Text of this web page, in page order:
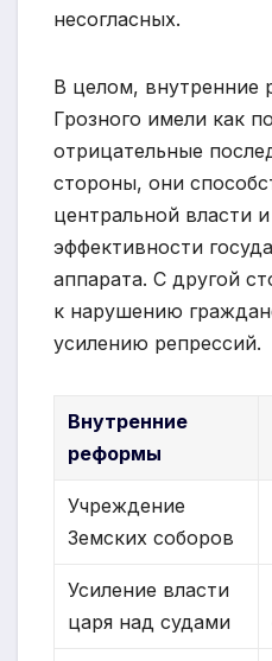
несогласных.
В целом, внутренние
Грозного имели как
отрицательные
стороны, они
центральной власти
эффективности
аппарата. С другой
к нарушению
усилению репрессий.
Внутренние
реформы
Учреждение
Земских соборов
Усиление власти
царя над судами